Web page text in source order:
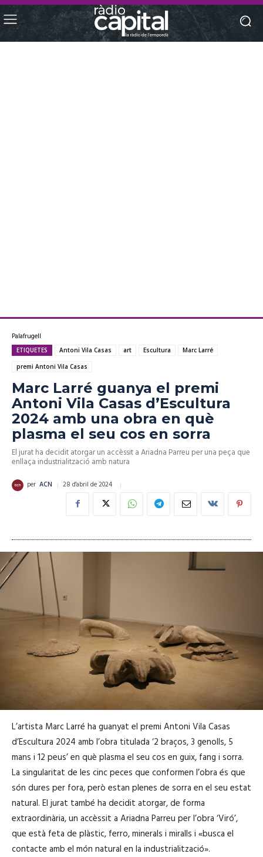
Palafrugell
ETIQUETES Antoni Vila Casas art Escultura
Marc Larré
premi Antoni Vila Casas
Marc Larré guanya el premi
Antoni Vila Casas d’Escultura
2024 amb una obra en què
plasma el seu cos en sorra
El jurat ha decidit atorgar un accèssit a Ariadna Parreu per una peça que
enllaça industrialització amb natura
per ACN 28 d'abril de 2024
L’artista Marc Larré ha guanyat el premi Antoni Vila Casas
d’Escultura 2024 amb l’obra titulada ‘2 braços, 3 genolls, 5
mans i 12 peus’ en què plasma el seu cos en guix, fang i sorra.
La singularitat de les cinc peces que conformen l’obra és que
són dures per fora, però estan plenes de sorra en el seu estat
natural. El jurat també ha decidit atorgar, de forma
extraordinària, un accèssit a Ariadna Parreu per l’obra ‘Viró’,
que està feta de plàstic, ferro, minerals i miralls i «busca el
contacte amb el món natural en la industrialització».